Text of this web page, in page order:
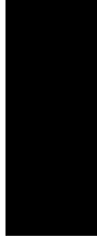
Disney
Modelos
La
Qué es la